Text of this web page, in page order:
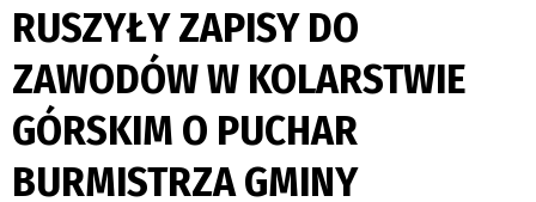
RUSZYŁY ZAPISY DO
ZAWODÓW W KOLARSTWIE
GÓRSKIM O PUCHAR
BURMISTRZA GMINY